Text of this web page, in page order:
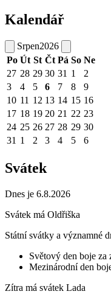
Kalendář
Srpen2026
Po Út St Čt Pá So Ne
27 28 29 30 31 1
2
3
4 5 6 7 8
9
10 11 12 13 14 15 16
17 18 19 20 21 22 23
24 25 26 27 28 29 30
31 1 2 3 4 5 6
Svátek
Dnes je 6.8.2026
Svátek má Oldřiška
Státní svátky a významné
Světový den boje za
Mezinárodní den
Zítra má svátek Lada